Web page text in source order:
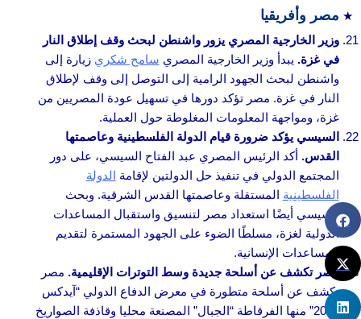
مصر وأفريقيا
وزير الخارجية المصري يزور واشنطن لبحث وقف إطلاق النار
في غزة. يبدأ وزير الخارجية المصري سامح شكري زيارة إلى
واشنطن لبحث الجهود الرامية إلى التوصل إلى وقف لإطلاق
النار في غزة. مصر تؤكد دورها في تسهيل عودة المصريين من
غزة، ومواجهة المعلومات المغلوطة حول العملية.
السيسي يؤكد ضرورة قيام الدولة الفلسطينية وعاصمتها
القدس. أكد الرئيس المصري عبد الفتاح السيسي، على دور
المجتمع الدولي في تنفيذ حل الدولتين لإقامة الدولة
الفلسطينية المستقلة وعاصمتها القدس الشرقية. وبحث
السيسي أيضًا استعداد مصر لتنسيق واستقبال المساعدات
الدولية لغزة، مسلطًا الضوء على الجهود المستمرة لتقديم
المساعدات الإنسانية.
مصر تكشف عن أسلحة جديدة وسط التوترات الإقليمية. مصر
تكشف عن أسلحة متطورة في معرض الدفاع الدولي “آيدكس
2023” منها الفرقاطة “الجبال” المصنعة محليا وقاذفة الصواريخ